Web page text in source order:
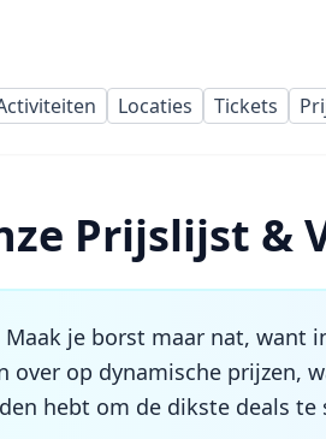
Locaties Tickets
Prijslijst &
Maak je borst maar nat, want
over op dynamische prijzen,
hebt om de dikste deals te